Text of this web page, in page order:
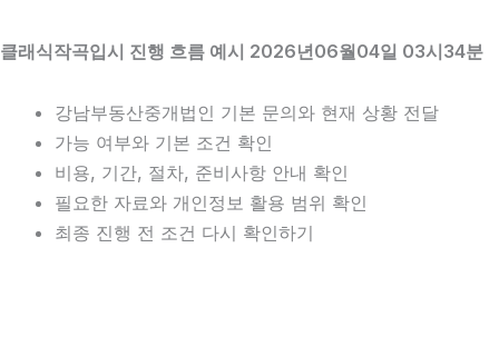
클래식작곡입시 진행 흐름 예시 2026년06월04일 03시34분
강남부동산중개법인 기본 문의와 현재 상황 전달
가능 여부와 기본 조건 확인
비용, 기간, 절차, 준비사항 안내 확인
필요한 자료와 개인정보 활용 범위 확인
최종 진행 전 조건 다시 확인하기